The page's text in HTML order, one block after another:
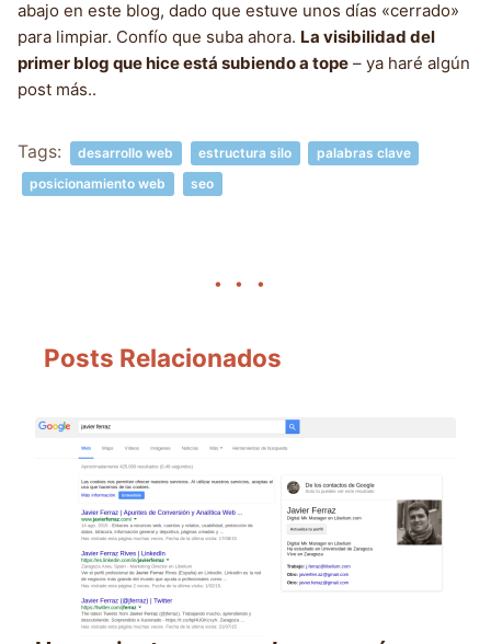
abajo en este blog, dado que estuve unos días «cerrado»
para limpiar. Confío que suba ahora. La visibilidad del
primer blog que hice está subiendo a tope – ya haré algún
post más..
Tags: desarrollo web estructura silo
palabras clave
posicionamiento web
seo
Posts Relacionados